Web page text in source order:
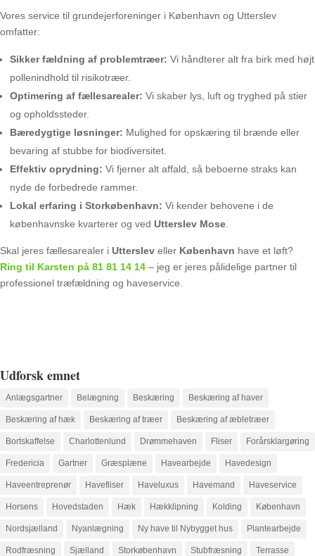
Vores service til grundejerforeninger i København og Utterslev
omfatter:
Sikker fældning af problemtræer: Vi håndterer alt fra birk med højt
pollenindhold til risikotræer.
Optimering af fællesarealer: Vi skaber lys, luft og tryghed på stier
og opholdssteder.
Bæredygtige løsninger: Mulighed for opskæring til brænde eller
bevaring af stubbe for biodiversitet.
Effektiv oprydning: Vi fjerner alt affald, så beboerne straks kan
nyde de forbedrede rammer.
Lokal erfaring i Storkøbenhavn: Vi kender behovene i de
københavnske kvarterer og ved Utterslev Mose
Skal jeres fællesarealer i Utterslev eller København have et løft?
Ring til Karsten på 81 81 14 14 – jeg er jeres pålidelige partner til
professionel træfældning og haveservice.
Udforsk emnet
Anlægsgartner Belægning Beskæring Beskæring af haver
Beskæring af hæk Beskæring af træer Beskæring af æbletræer
Bortskaffelse Charlottenlund Drømmehaven Fliser Forårsklargøring
Fredericia Gartner Græsplæne Havearbejde Havedesign
Haveentreprenør Havefliser Haveluxus Havemand Haveservice
Horsens Hovedstaden Hæk Hækklipning Kolding København
Nordsjælland Nyanlægning Ny have til Nybygget hus Plantearbejde
Rodfræsning Sjælland Storkøbenhavn Stubfræsning Terrasse